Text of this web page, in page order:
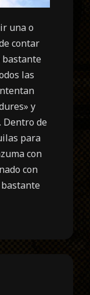
una o
contar
bastante
las
y
Dentro de
para
con
con
bastante